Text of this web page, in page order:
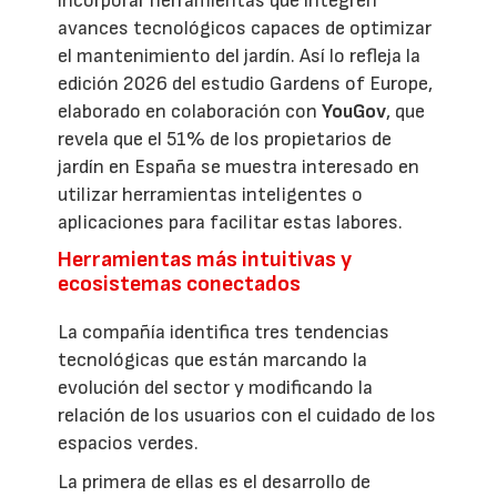
avances tecnológicos capaces de optimizar
el mantenimiento del jardín. Así lo refleja la
edición 2026 del estudio Gardens of Europe,
elaborado en colaboración conYouGov, que
revela que el 51% de los propietarios de
jardín en España se muestra interesado en
utilizar herramientas inteligentes o
aplicaciones para facilitar estas labores.
Herramientas más intuitivas y
ecosistemas conectados
La compañía identifica tres tendencias
tecnológicas que están marcando la
evolución del sector y modificando la
relación de los usuarios con el cuidado de los
espacios verdes.
La primera de ellas es el desarrollo de